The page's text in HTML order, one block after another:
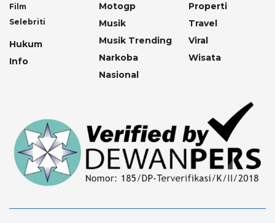
Film
Selebriti
Hukum
Info
Motogp
Musik
Musik Trending
Narkoba
Nasional
Properti
Travel
Viral
Wisata